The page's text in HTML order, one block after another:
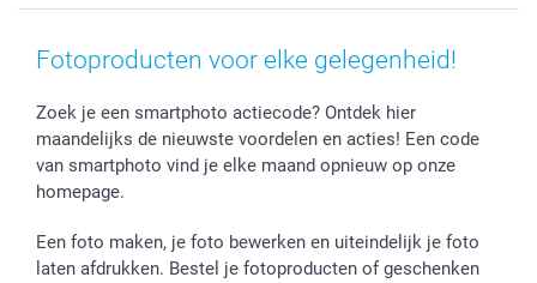
Stickers en Etiketten
Fotokaders, Decoratie en Snoepjes
Fotokalenders & Fotoagenda's
Geschenken voor hem
Afstuderen
Moederdag
Vaderdag
Verjaardag
Geboorte
Voorwaarden
Herroepingsrecht
Klachtenregeling
Wettelijke garantie
Privacybeleid
Cookiebeleid
Prijslijst
Jobs & Stages
smartgarantie
smartbonus
Betalingsmogelijkheden
Grote bestellingen
Levering
Mijn orderstatus
smartfriends
Fotoproducten voor elke gelegenheid!
Zoek je een smartphoto actiecode? Ontdek hier
maandelijks de nieuwste voordelen en acties! Een code
van smartphoto vind je elke maand opnieuw op onze
homepage.
Een foto maken, je foto bewerken en uiteindelijk je foto
laten afdrukken. Bestel je fotoproducten of geschenken